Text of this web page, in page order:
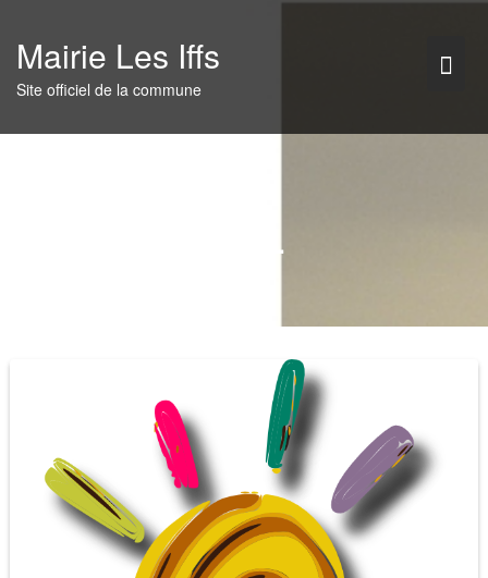
content
Mairie Les Iffs
Site officiel de la commune
AFEL